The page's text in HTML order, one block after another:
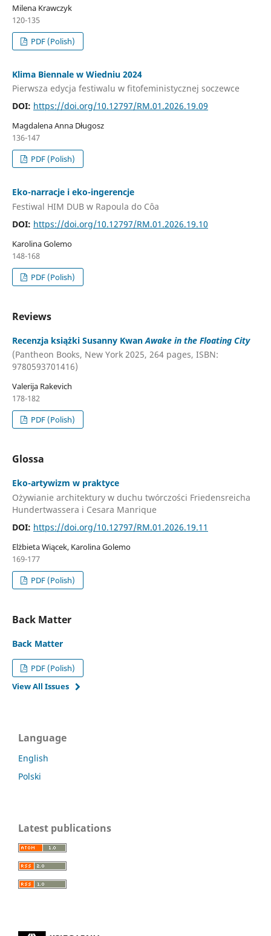
Milena Krawczyk
120-135
PDF (Polish)
Klima Biennale w Wiedniu 2024
Pierwsza edycja festiwalu w fitofeministycznej soczewce
DOI: https://doi.org/10.12797/RM.01.2026.19.09
Magdalena Anna Długosz
136-147
PDF (Polish)
Eko-narracje i eko-ingerencje
Festiwal HIM DUB w Rapoula do Côa
DOI: https://doi.org/10.12797/RM.01.2026.19.10
Karolina Golemo
148-168
PDF (Polish)
Reviews
Recenzja książki Susanny KwanAwake in the Floating City
(Pantheon Books, New York 2025, 264 pages, ISBN:
9780593701416)
Valerija Rakevich
178-182
PDF (Polish)
Glossa
Eko-artywizm w praktyce
Ożywianie architektury w duchu twórczości Friedensreicha
Hundertwassera i Cesara Manrique
DOI: https://doi.org/10.12797/RM.01.2026.19.11
Elżbieta Wiącek, Karolina Golemo
169-177
PDF (Polish)
Back Matter
Back Matter
PDF (Polish)
View All Issues
Language
English
Polski
Latest publications